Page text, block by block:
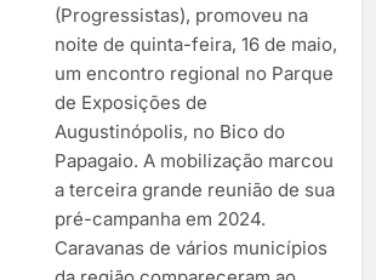
(Progressistas), promoveu na
noite de quinta-feira, 16 de maio,
um encontro regional no Parque
de Exposições de
Augustinópolis, no Bico do
Papagaio. A mobilização marcou
a terceira grande reunião de sua
pré-campanha em 2024.
Caravanas de vários municípios